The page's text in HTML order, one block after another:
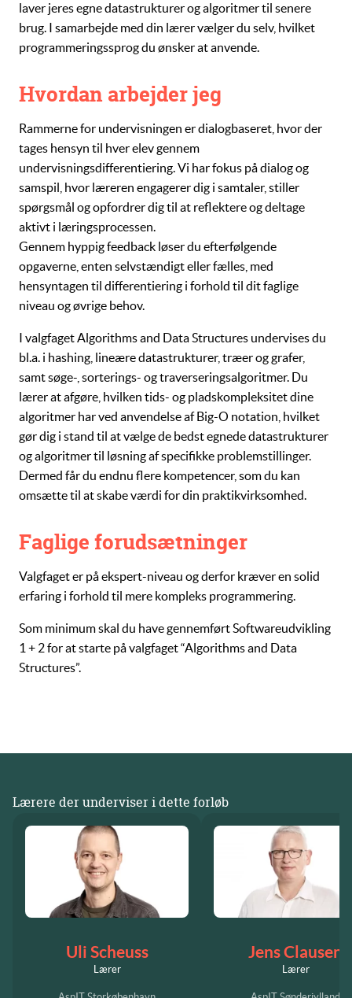
laver jeres egnedatastrukturerogalgoritmertil senere
brug. I samarbejde med din lærer vælger du selv, hvilket
programmeringssprog du ønsker at anvende.
Hvordan arbejder jeg
Rammerne for undervisningen er dialogbaseret, hvor der
tages hensyn til hver elev gennem
undervisningsdifferentiering. Vi har fokus på dialog og
samspil, hvor læreren engagerer dig i samtaler, stiller
spørgsmål og opfordrer dig til at reflektere og deltage
aktivt i læringsprocessen.
Gennem hyppig feedback løser du efterfølgende
opgaverne, enten selvstændigt eller fælles, med
hensyntagen til differentiering i forhold til dit faglige
niveau og øvrige behov.
I valgfagetAlgorithms and Data Structures undervises du
bl.a. i hashing lineære datastrukturer, træeroggrafer,
samtsøge-, sorterings- ogtraverseringsalgoritmer. Du
lærer at afgøre, hvilken tids- og pladskompleksitet dine
algoritmer har ved anvendelse afBig-O notation , hvilket
gør dig i stand til at vælge de bedst egnededatastrukturer
ogalgoritmertil løsning af specifikke problemstillinger.
Dermed får du endnu flere kompetencer, som du kan
omsætte til at skabe værdi for din praktikvirksomhed.
Faglige forudsætninger
Valgfaget er på ekspert-niveau og derfor kræver en solid
erfaring i forhold til mere kompleks programmering.
Som minimum skal du have gennemførtSoftwareudvikling
1 + 2for at starte på valgfaget “Algorithms and Data
Structures”.
Lærere der underviser i dette forløb
Uli Scheuss
Lærer
Jens Clausen
Lærer